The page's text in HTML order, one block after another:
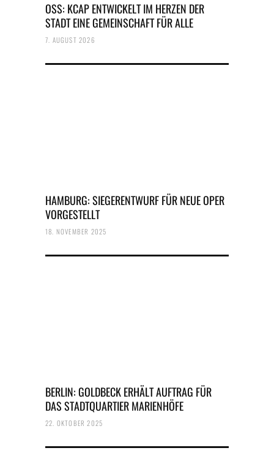
OSS: KCAP ENTWICKELT IM HERZEN DER
STADT EINE GEMEINSCHAFT FÜR ALLE
7. AUGUST 2026
HAMBURG: SIEGERENTWURF FÜR NEUE OPER
VORGESTELLT
18. NOVEMBER 2025
BERLIN: GOLDBECK ERHÄLT AUFTRAG FÜR
DAS STADTQUARTIER MARIENHÖFE
22. OKTOBER 2025